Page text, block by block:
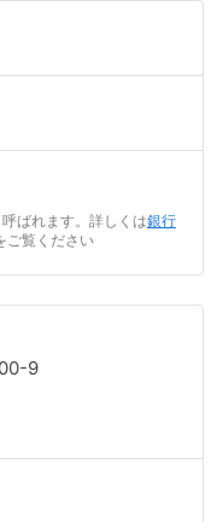
ばれます。詳しくは銀行
ご覧ください
9